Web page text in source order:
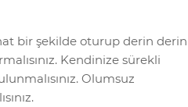
bir şekilde oturup derin derin
Kendinize sürekli
Olumsuz